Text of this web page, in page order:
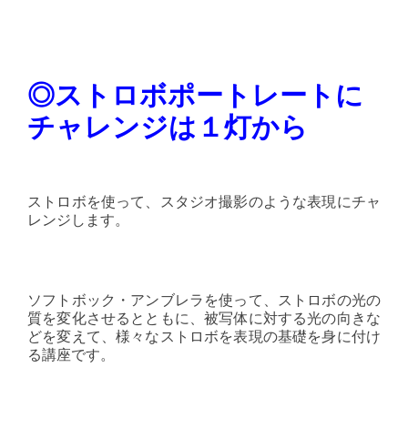
◎ストロボポートレートに
チャレンジは １灯から
ストロボを使って、スタジオ撮影のような表現にチャ
レンジします。
ソフトボック・アンブレラを使って、ストロボの光の
質を変化させるとともに、被写体に対する光の向きな
どを変えて、様々なストロボを表現の基礎を身に付け
る講座です。